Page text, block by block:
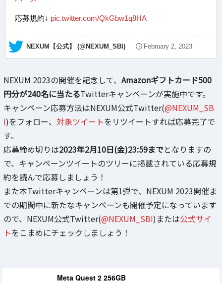
応募規約↓ pic.twitter.com/QkGbw1q8HA
— NEXUM【公式】 (@NEXUM_SBI) February 2, 2023
NEXUM 2023の開催を記念して、 Amazonギフトカード500
円分が240名に当たるTwitterキャンペーンが実施中です。
キャンペーン応募方法はNEXUM公式Twitter(@NEXUM_SB
I)をフォロー、 対象ツイートをリツイートすれば応募完了で
す。
応募締め切りは2023年2月10日(金)23:59までとなりますの
で、キャンペーンツイートのツリーに掲載されている応募規
約を読んで応募しましょう！
また本Twitterキャンペーンは第1弾で、NEXUM 2023開催ま
での期間中に新たなキャンペーンも開催予定になっています
ので、NEXUM公式Twitter(@NEXUM_SBI)または公式サイ
トをこまめにチェックしましょう！
Meta Quest 2 256GB